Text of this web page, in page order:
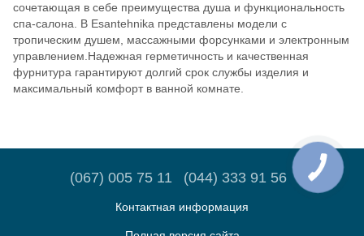
сочетающая в себе преимущества душа и функциональность
спа-салона. В Esantehnika представлены модели с
тропическим душем, массажными форсунками и электронным
управлением.Надежная герметичность и качественная
фурнитура гарантируют долгий срок службы изделия и
максимальный комфорт в ванной комнате.
(067) 005 75 11 (044) 333 91 56
Контактная информация